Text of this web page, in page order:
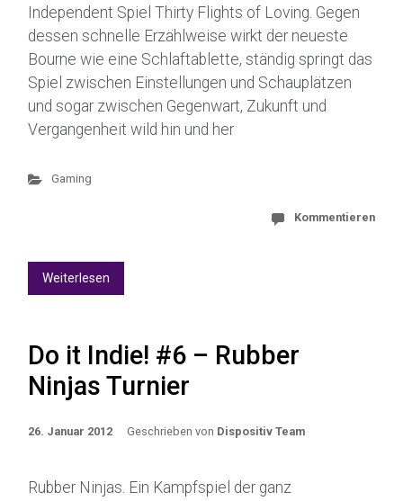
Independent Spiel Thirty Flights of Loving. Gegen
dessen schnelle Erzählweise wirkt der neueste
Bourne wie eine Schlaftablette, ständig springt das
Spiel zwischen Einstellungen und Schauplätzen
und sogar zwischen Gegenwart, Zukunft und
Vergangenheit wild hin und her
Gaming
Kommentieren
Weiterlesen
Do it Indie! #6 – Rubber
Ninjas Turnier
26. Januar 2012 Geschrieben von Dispositiv Team
Rubber Ninjas. Ein Kampfspiel der ganz